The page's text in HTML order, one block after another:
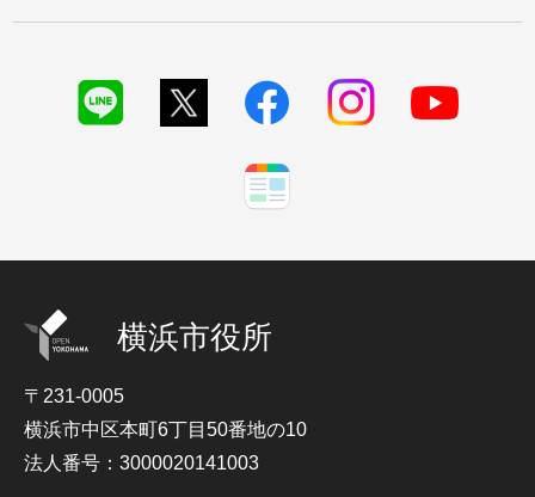
横浜市役所
〒231-0005
横浜市中区本町6丁目50番地の10
法人番号：3000020141003